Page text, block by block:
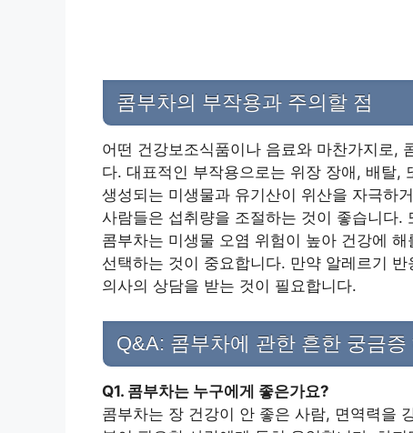
콤부차의 부작용과 주의할 점
어떤 건강보조식품이나 음료와 마찬가지로,
다. 대표적인 부작용으로는 위장 장애, 배탈,
생성되는 미생물과 유기산이 위산을 자극하
사람들은 섭취량을 조절하는 것이 좋습니다.
콤부차는 미생물 오염 위험이 높아 건강에
선택하는 것이 중요합니다. 만약 알레르기
의사의 상담을 받는 것이 필요합니다.
Q&A: 콤부차에 관한 흔한 궁금증
Q1. 콤부차는 누구에게 좋은가요?
콤부차는 장 건강이 안 좋은 사람, 면역력을